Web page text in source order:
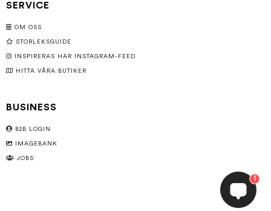
SERVICE
OM OSS
STORLEKSGUIDE
INSPIRERAS HÄR INSTAGRAM-FEED
HITTA VÅRA BUTIKER
BUSINESS
B2B LOGIN
IMAGEBANK
JOBS
1